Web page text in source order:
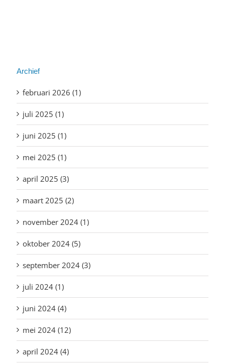
Archief
februari 2026 (1)
juli 2025 (1)
juni 2025 (1)
mei 2025 (1)
april 2025 (3)
maart 2025 (2)
november 2024 (1)
oktober 2024 (5)
september 2024 (3)
juli 2024 (1)
juni 2024 (4)
mei 2024 (12)
april 2024 (4)